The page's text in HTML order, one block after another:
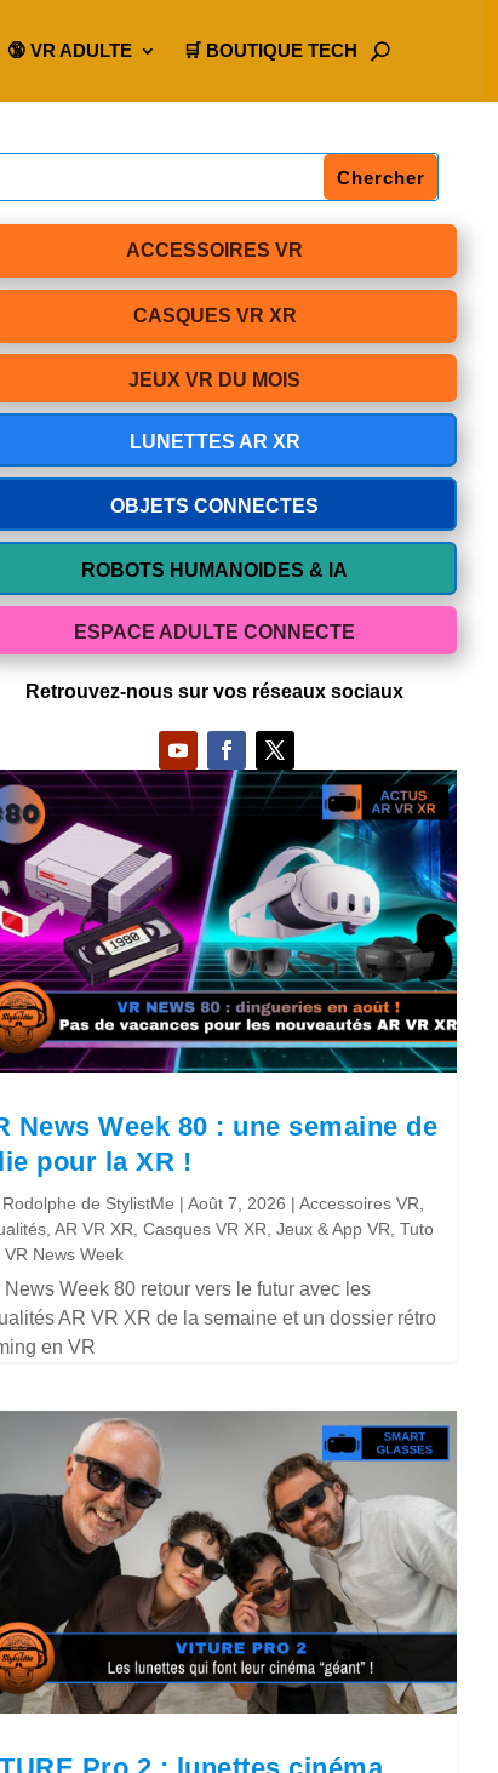
🔞 VR ADULTE 🛒 BOUTIQUE TECH
ACCESSOIRES VR
CASQUES VR XR
JEUX VR DU MOIS
LUNETTES AR XR
OBJETS CONNECTES
ROBOTS HUMANOIDES & IA
ESPACE ADULTE CONNECTE
Retrouvez-nous sur vos réseaux sociaux
News Week 80 : une semaine de
pour la XR !
Rodolphe de StylistMe |Août 7, 2026 |Accessoires VR
,AR VR XR ,Casques VR XR ,Jeux & App VR ,Tuto
,VR News Week
News Week 80 retour vers le futur avec les
AR VR XR de la semaine et un dossier rétro
en VR